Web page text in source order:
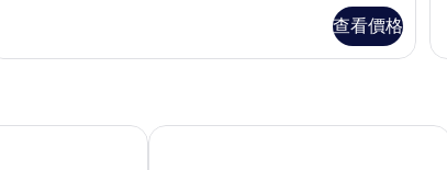
查看價格
的
室
詳
芭達雅中心點頂級飯店